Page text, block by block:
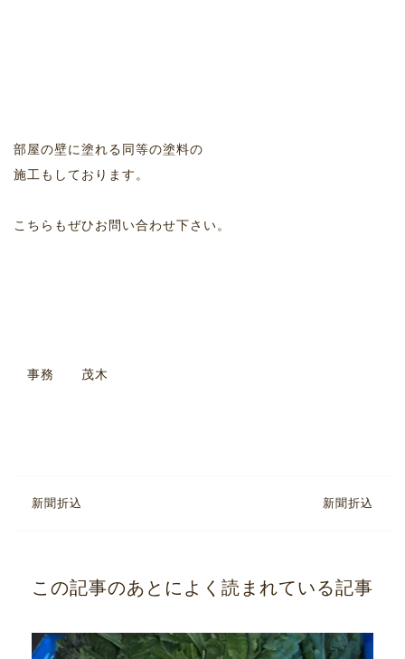
部屋の壁に塗れる同等の塗料の
施工もしております。
こちらもぜひお問い合わせ下さい。
事務 茂木
新聞折込 新聞折込
この記事のあとによく読まれている記事